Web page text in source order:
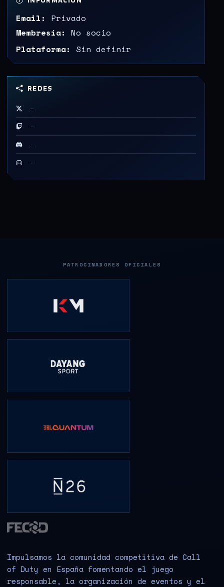
Email:
Privado
Membresía: No socio
Plataforma: Sin definir
REDES
—
—
—
—
PATROCINADORES OFICIALES
Impulsamos la comunidad competitiva de Call
of Duty en España fomentando el juego
responsable, la organización de eventos y el